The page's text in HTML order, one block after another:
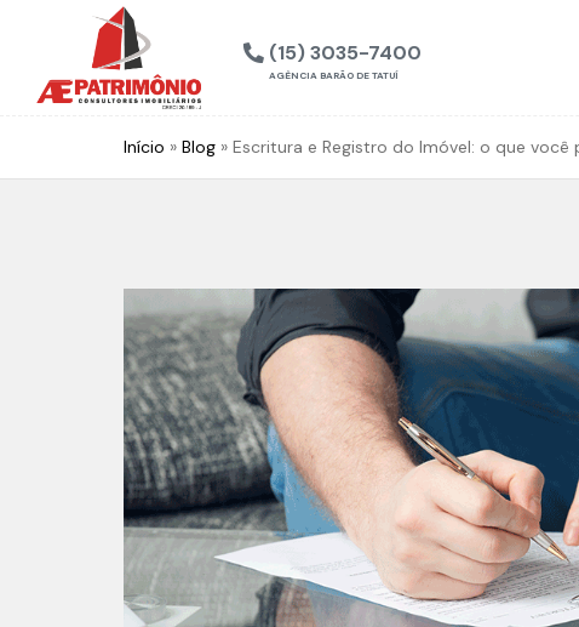
(15) 3035-7400
AGÊNCIA BARÃO DE TATUÍ
Início » Blog » Escritura e Registro do Imóvel: o que você